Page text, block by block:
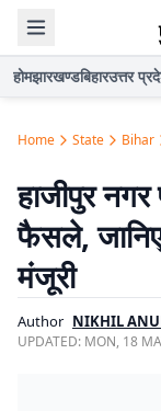
होमझारखण्डबिहारउत्तर
Home State Bihar
हाजीपुर
फैसले,
मंजूरी
Author NIKHIL
UPDATED: MON, 18